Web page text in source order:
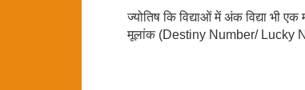
ज्योतिष कि विद्याओं में अंक विद्या भी
मूलांक (Destiny Number/ Lucky